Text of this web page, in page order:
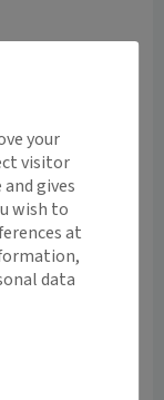
médicaux
médecin par
pour plus
your
visitor
gives
wish to
at
data